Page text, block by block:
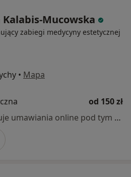
Mucowska
zabiegi medycyny estetycznej
• Mapa
od 150 zł
Specjalista nie oferuje umawiania online pod tym adresem.